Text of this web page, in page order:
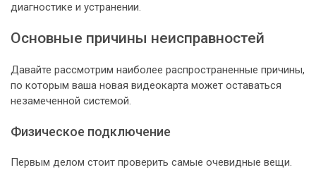
диагностике и устранении.
Основные причины неисправностей
Давайте рассмотрим наиболее распространенные причины,
по которым ваша новая видеокарта может оставаться
незамеченной системой.
Физическое подключение
Первым делом стоит проверить самые очевидные вещи.